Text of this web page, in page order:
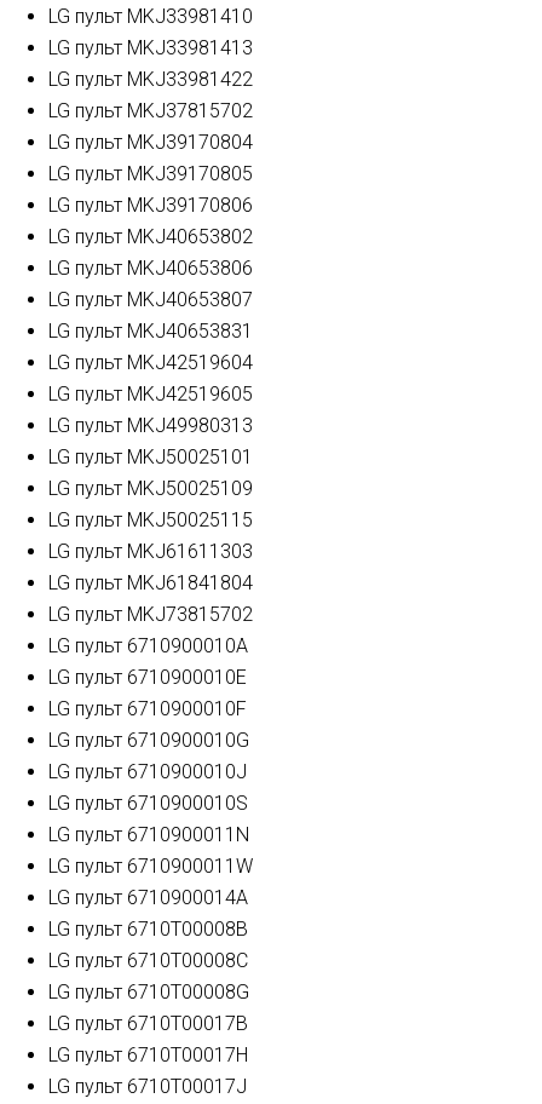
LG пульт MKJ33981410
LG пульт MKJ33981413
LG пульт MKJ33981422
LG пульт MKJ37815702
LG пульт MKJ39170804
LG пульт MKJ39170805
LG пульт MKJ39170806
LG пульт MKJ40653802
LG пульт MKJ40653806
LG пульт MKJ40653807
LG пульт MKJ40653831
LG пульт MKJ42519604
LG пульт MKJ42519605
LG пульт MKJ49980313
LG пульт MKJ50025101
LG пульт MKJ50025109
LG пульт MKJ50025115
LG пульт MKJ61611303
LG пульт MKJ61841804
LG пульт MKJ73815702
LG пульт 6710900010A
LG пульт 6710900010E
LG пульт 6710900010F
LG пульт 6710900010G
LG пульт 6710900010J
LG пульт 6710900010S
LG пульт 6710900011N
LG пульт 6710900011W
LG пульт 6710900014A
LG пульт 6710T00008B
LG пульт 6710T00008C
LG пульт 6710T00008G
LG пульт 6710T00017B
LG пульт 6710T00017H
LG пульт 6710T00017J